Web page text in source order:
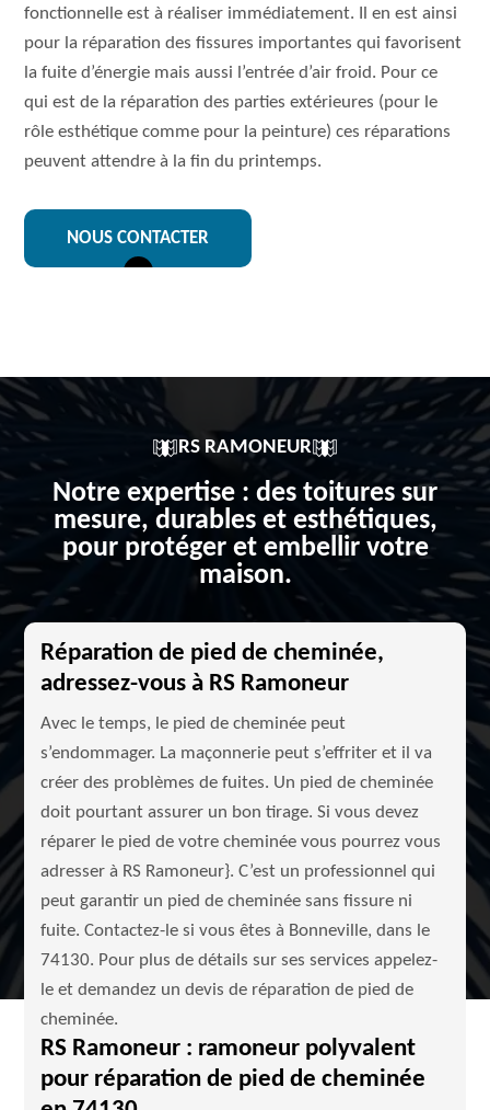
fonctionnelle est à réaliser immédiatement. Il en est ainsi
pour la réparation des fissures importantes qui favorisent
la fuite d’énergie mais aussi l’entrée d’air froid. Pour ce
qui est de la réparation des parties extérieures (pour le
rôle esthétique comme pour la peinture) ces réparations
peuvent attendre à la fin du printemps.
NOUS CONTACTER
RS RAMONEUR
Notre expertise : des toitures sur
mesure, durables et esthétiques,
pour protéger et embellir votre
maison.
Réparation de pied de cheminée,
adressez-vous à RS Ramoneur
Avec le temps, le pied de cheminée peut
s’endommager. La maçonnerie peut s’effriter et il va
créer des problèmes de fuites. Un pied de cheminée
doit pourtant assurer un bon tirage. Si vous devez
réparer le pied de votre cheminée vous pourrez vous
adresser à RS Ramoneur}. C’est un professionnel qui
peut garantir un pied de cheminée sans fissure ni
fuite. Contactez-le si vous êtes à Bonneville, dans le
74130. Pour plus de détails sur ses services appelez-
le et demandez un devis de réparation de pied de
cheminée.
RS Ramoneur : ramoneur polyvalent
pour réparation de pied de cheminée